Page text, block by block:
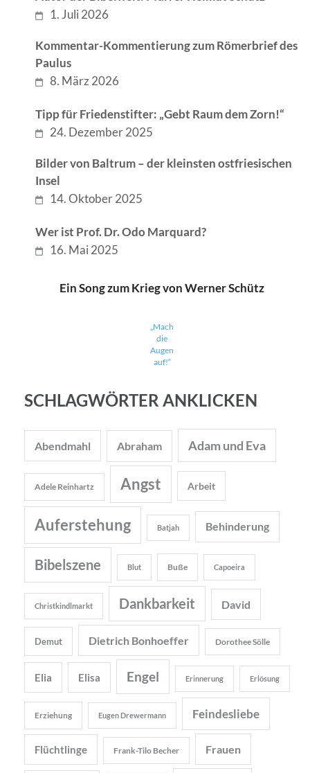
1. Juli 2026
Kommentar-Kommentierung zum Römerbrief des
Paulus
8. März 2026
Tipp für Friedenstifter: „Gebt Raum dem Zorn!“
24. Dezember 2025
Bilder von Baltrum – der kleinsten ostfriesischen
Insel
14. Oktober 2025
Wer ist Prof. Dr. Odo Marquard?
16. Mai 2025
Ein Song zum Krieg von Werner Schütz
„Mach
die
Augen
auf!“
SCHLAGWÖRTER ANKLICKEN
Abendmahl Abraham Adam und Eva
Adele Reinhartz Angst Arbeit
Auferstehung Batjah Behinderung
Bibelszene Blut Buße Capoeira
Christkindlmarkt Dankbarkeit David
Demut Dietrich Bonhoeffer Dorothee Sölle
Elia Elisa Engel Erinnerung Erlösung
Erziehung Eugen Drewermann Feindesliebe
Flüchtlinge Frank-Tilo Becher Frauen